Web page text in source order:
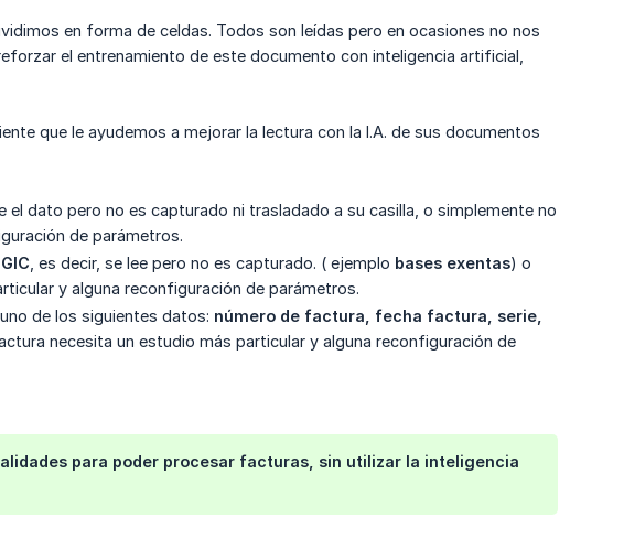
en forma de celdas. Todos son leídas pero en ocasiones no nos
el entrenamiento de este documento con inteligencia artificial,
que le ayudemos a mejorar la lectura con la I.A. de sus documentos
el dato pero no es capturado ni trasladado a su casilla, o simplemente no
de parámetros.
, es decir, se lee pero no es capturado. ( ejemplo bases exentas) o
y alguna reconfiguración de parámetros.
de los siguientes datos: número de factura, fecha factura, serie,
necesita un estudio más particular y alguna reconfiguración de
para poder procesar facturas, sin utilizar la inteligencia